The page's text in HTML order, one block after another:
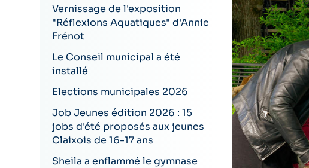
Vernissage de l'exposition
"Réflexions Aquatiques" d'Annie
Frénot
Le Conseil municipal a été
installé
Elections municipales 2026
Job Jeunes édition 2026 : 15
jobs d'été proposés aux jeunes
Claixois de 16-17 ans
Sheila a enflammé le gymnase